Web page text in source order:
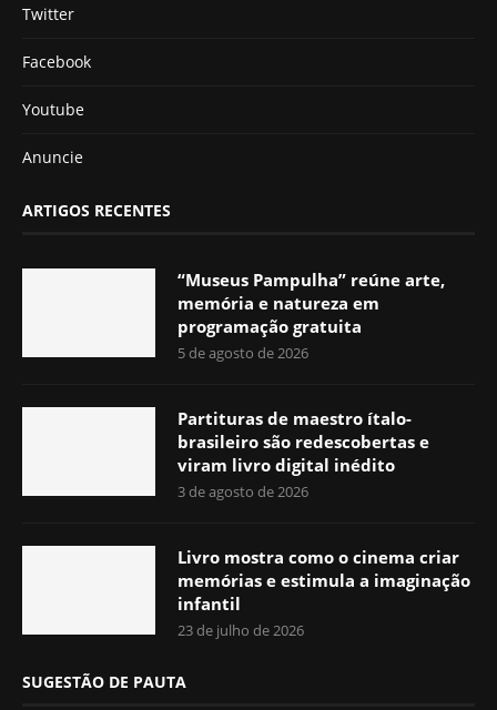
Twitter
Facebook
Youtube
Anuncie
ARTIGOS RECENTES
“Museus Pampulha” reúne arte,
memória e natureza em
programação gratuita
5 de agosto de 2026
Partituras de maestro ítalo-
brasileiro são redescobertas e
viram livro digital inédito
3 de agosto de 2026
Livro mostra como o cinema criar
memórias e estimula a imaginação
infantil
23 de julho de 2026
SUGESTÃO DE PAUTA